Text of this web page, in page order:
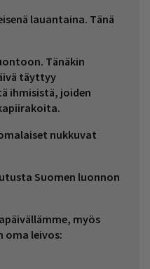
lauantaina. Tänä
Tänäkin
täyttyy
ihmisistä, joiden
nukkuvat
Suomen luonnon
myös
oma leivos: